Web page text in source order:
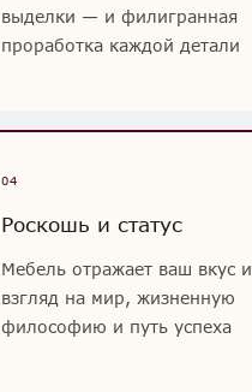
выделки — и филигранная
проработка каждой детали
04
Роскошь и статус
Мебель отражает ваш вкус и
взгляд на мир, жизненную
философию и путь успеха